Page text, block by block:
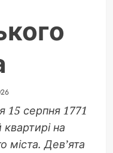
15 серпня 1771
квартирі на
міста. Дев’ята